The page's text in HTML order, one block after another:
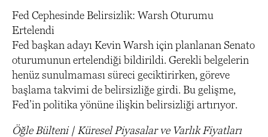
Fed Cephesinde Belirsizlik: Warsh Oturumu
Ertelendi
Fed başkan adayı Kevin Warsh için planlanan Senato
oturumunun ertelendiği bildirildi. Gerekli belgelerin
henüz sunulmaması süreci geciktirirken, göreve
başlama takvimi de belirsizliğe girdi. Bu gelişme,
Fed’in politika yönüne ilişkin belirsizliği artırıyor.
Öğle Bülteni | Küresel Piyasalar ve Varlık Fiyatları